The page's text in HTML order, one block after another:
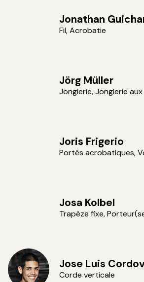
Jonathan
Fil, Acrobatie
Jörg Müller
Jonglerie, Jonglerie
Joris Frigerio
Portés acrobatiques,
Josa Kolbel
Trapèze fixe,
Jose Luis
Corde verticale